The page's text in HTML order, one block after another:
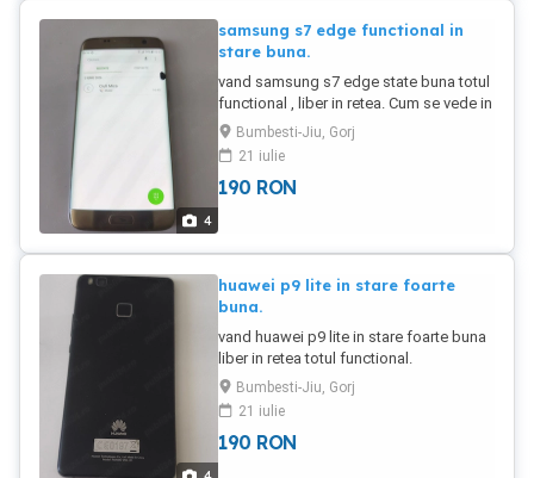
4
samsung s7 edge functional in
stare buna.
vand samsung s7 edge state buna totul
functional , liber in retea. Cum se vede in
foto are o pata neagra pe displei care
nu afecteaza cu nimic functionarea ,
doar estetic.
Bumbesti-Jiu, Gorj
21 iulie
190 RON
huawei p9 lite in stare foarte
buna.
vand huawei p9 lite in stare foarte buna
liber in retea totul functional.
Bumbesti-Jiu, Gorj
21 iulie
190 RON